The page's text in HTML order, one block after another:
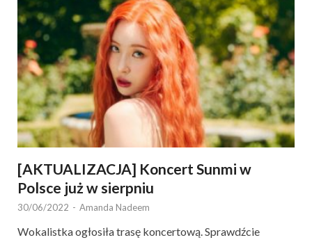
[AKTUALIZACJA] Koncert Sunmi w
Polsce już w sierpniu
30/06/2022 - Amanda Nadeem
Wokalistka ogłosiła trasę koncertową. Sprawdźcie